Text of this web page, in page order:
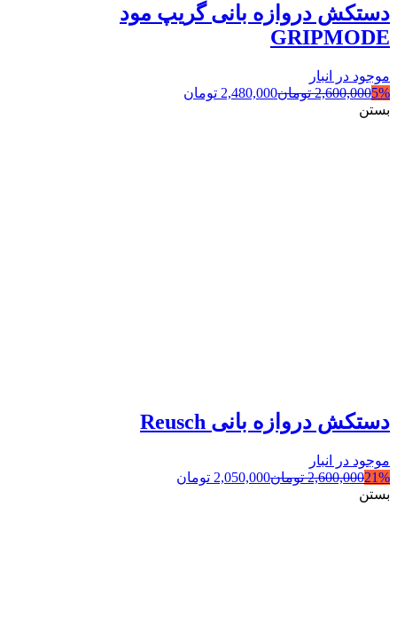
دستکش دروازه بانی گریپ مود
GRIPMODE
موجود در انبار
5%
2,600,000 تومان2,480,000 تومان
بستن
دستکش دروازه بانی Reusch
موجود در انبار
21%
2,600,000 تومان2,050,000 تومان
بستن